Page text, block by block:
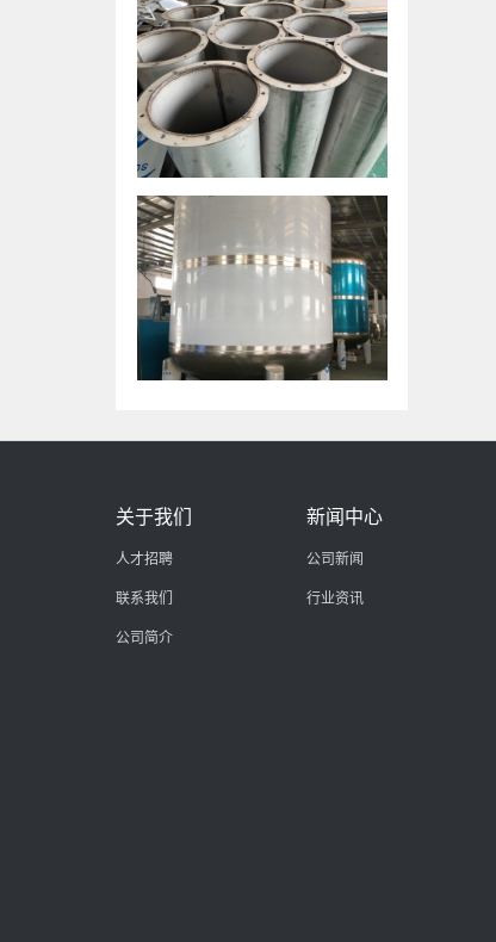
关于我们
人才招聘
联系我们
公司简介
新闻中心
公司新闻
行业资讯